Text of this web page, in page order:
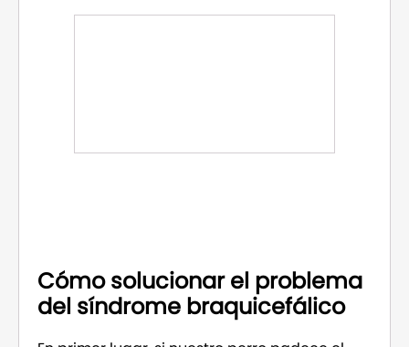
Cómo solucionar el problema
del síndrome braquicefálico